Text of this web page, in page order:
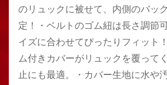
のリュックに被せて、内側のバッ
定！・ベルトのゴム紐は長さ調節
イズに合わせてぴったりフィット
ム付きカバーがリュックを覆って
止にも最適。・カバー生地に水や